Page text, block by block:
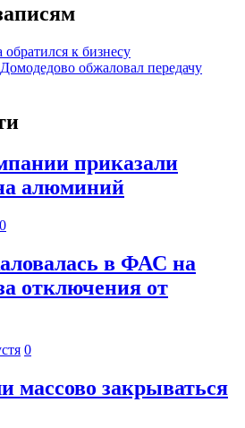
обратился к бизнесу
обжаловал передачу
приказали
алюминий
0
в ФАС на
отключения от
0
массово закрываться